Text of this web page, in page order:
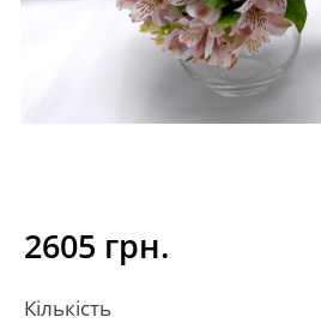
2605 грн.
Кількість